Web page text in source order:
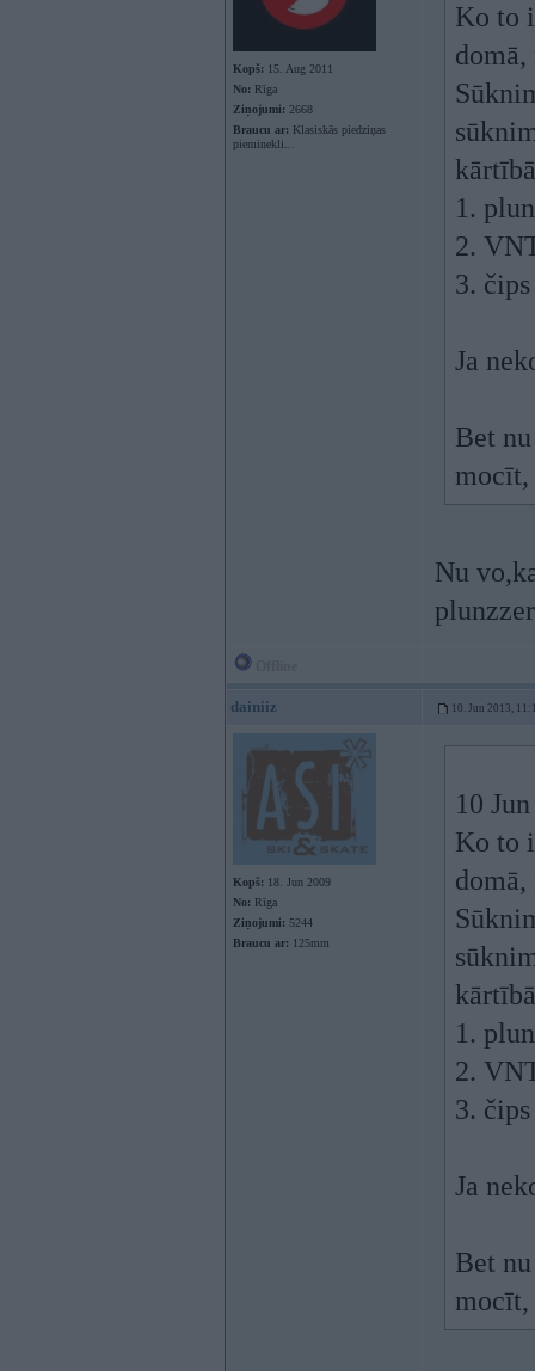
Kopš: 15. Aug 2011
No: Rīga
Ziņojumi: 2668
Braucu ar: Klasiskās piedziņas
pieminekli...
Ko to
1.
2.
3. čips
Ja
Bet
mocīt,
Nu
dainiiz 10. Jun 2013,
Kopš: 18. Jun 2009
No: Rīga
Ziņojumi: 5244
Braucu ar: 125mm
10
Ko to
1.
2.
3. čips
Ja
Bet
mocīt,